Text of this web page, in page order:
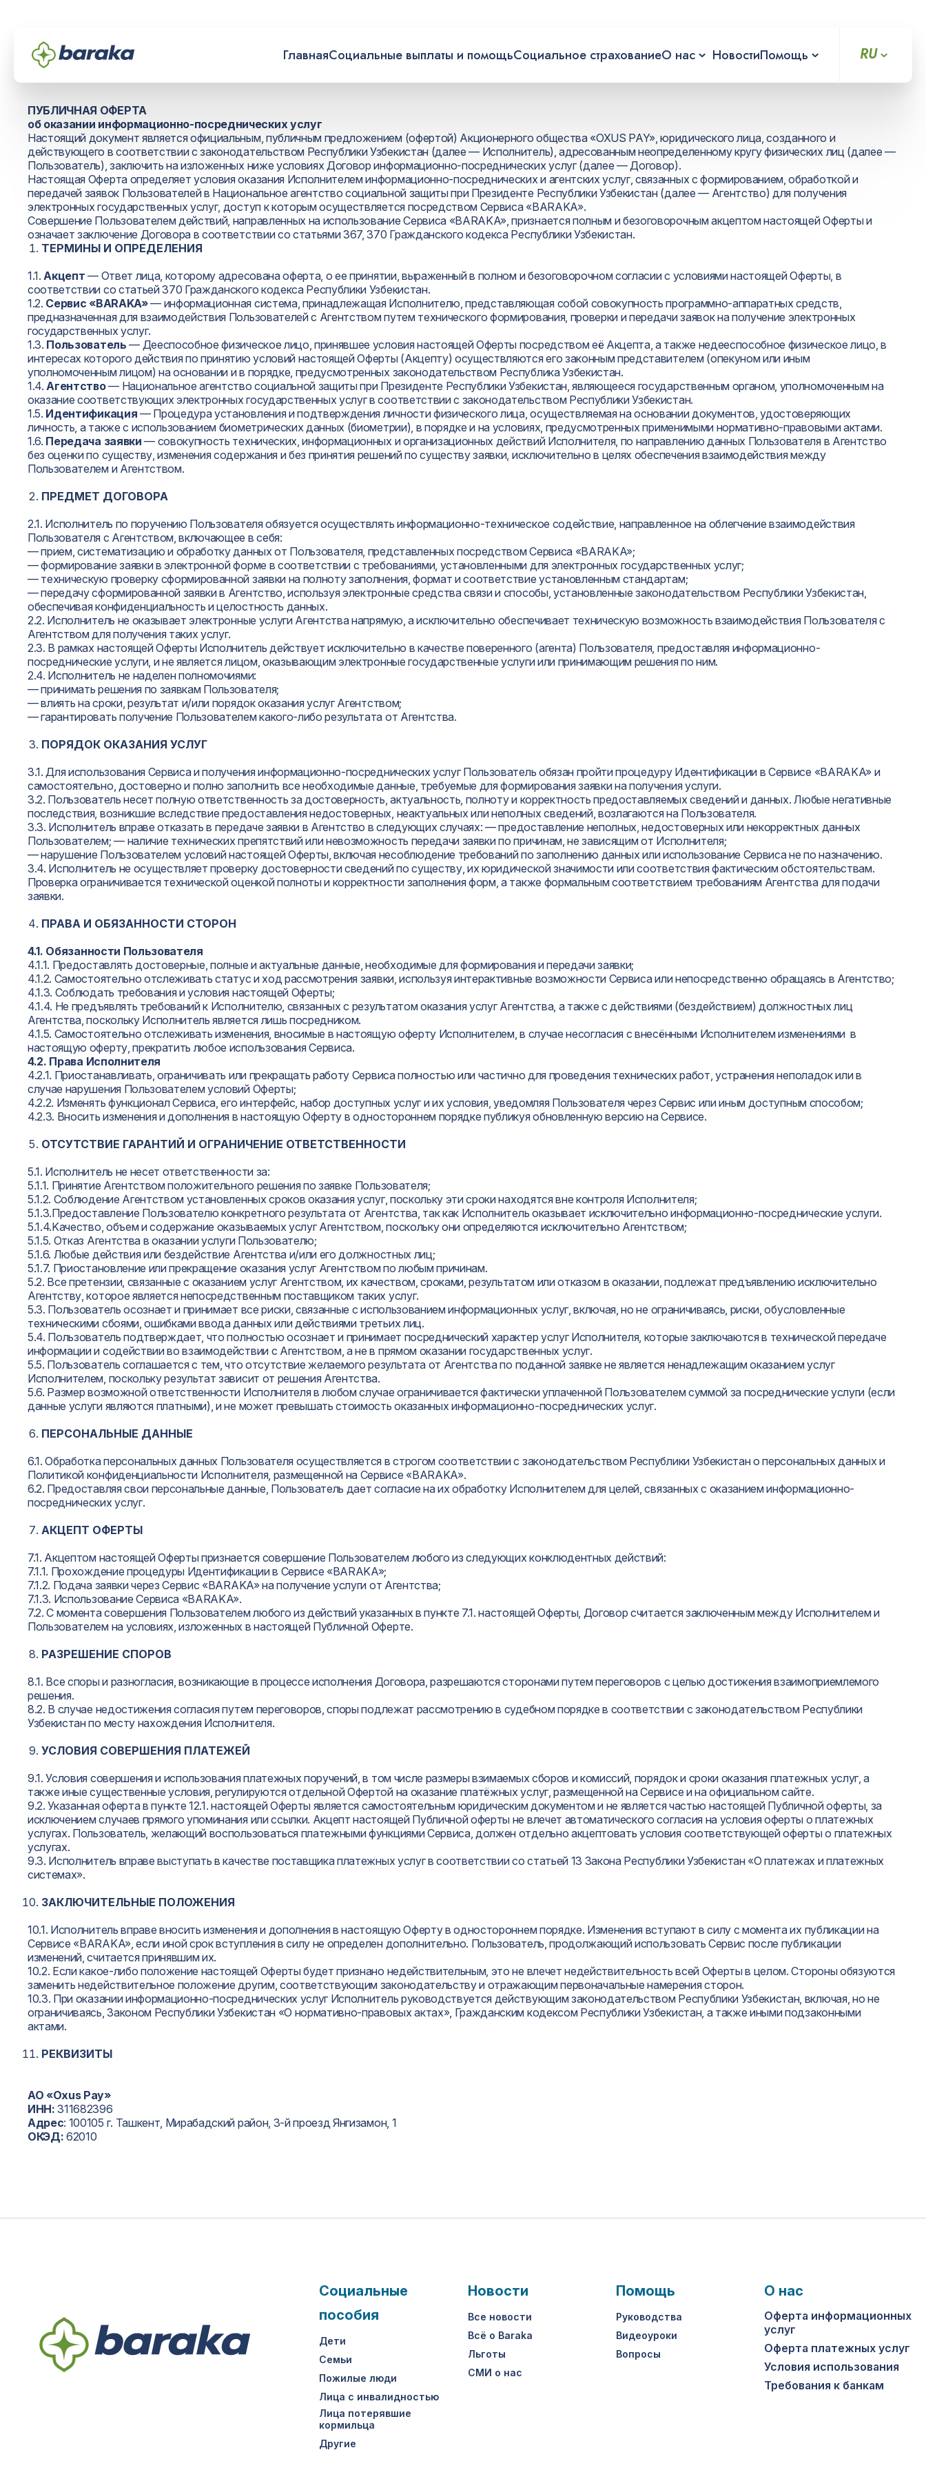
ГлавнаяСоциальные выплаты и помощьСоциальное страхованиеО нас НовостиПомощь RU
ПУБЛИЧНАЯ ОФЕРТА
об оказании информационно-посреднических услуг
Настоящий документ является официальным, публичным предложением (офертой) Акционерного общества «OXUS PAY», юридического лица, созданного и
действующего в соответствии с законодательством Республики Узбекистан (далее — Исполнитель), адресованным неопределенному кругу физических лиц (далее —
Пользователь), заключить на изложенных ниже условиях Договор информационно-посреднических услуг (далее — Договор).
Настоящая Оферта определяет условия оказания Исполнителем информационно-посреднических и агентских услуг, связанных с формированием, обработкой и
передачей заявок Пользователей в Национальное агентство социальной защиты при Президенте Республики Узбекистан (далее — Агентство) для получения
электронных государственных услуг, доступ к которым осуществляется посредством Сервиса «BARAKA».
Совершение Пользователем действий, направленных на использование Сервиса «BARAKA», признается полным и безоговорочным акцептом настоящей Оферты и
означает заключение Договора в соответствии со статьями 367, 370 Гражданского кодекса Республики Узбекистан.
ТЕРМИНЫ И ОПРЕДЕЛЕНИЯ
1.1.Акцепт — Ответ лица, которому адресована оферта, о ее принятии, выраженный в полном и безоговорочном согласии с условиями настоящей Оферты, в
соответствии со статьей 370 Гражданского кодекса Республики Узбекистан.
1.2. Сервис «BARAKA»— информационная система, принадлежащая Исполнителю, представляющая собой совокупность программно-аппаратных средств,
предназначенная для взаимодействия Пользователей с Агентством путем технического формирования, проверки и передачи заявок на получение электронных
государственных услуг.
1.3. Пользователь — Дееспособное физическое лицо, принявшее условия настоящей Оферты посредством её Акцепта, а также недееспособное физическое лицо, в
интересах которого действия по принятию условий настоящей Оферты (Акцепту) осуществляются его законным представителем (опекуном или иным
уполномоченным лицом) на основании и в порядке, предусмотренных законодательством Республика Узбекистан.
1.4.Агентство— Национальное агентство социальной защиты при Президенте Республики Узбекистан, являющееся государственным органом, уполномоченным на
оказание соответствующих электронных государственных услуг в соответствии с законодательством Республики Узбекистан.
1.5. Идентификация — Процедура установления и подтверждения личности физического лица, осуществляемая на основании документов, удостоверяющих
личность, а также с использованием биометрических данных (биометрии), в порядке и на условиях, предусмотренных применимыми нормативно-правовыми актами.
1.6. Передача заявки — совокупность технических, информационных и организационных действий Исполнителя, по направлению данных Пользователя в Агентство
без оценки по существу, изменения содержания и без принятия решений по существу заявки, исключительно в целях обеспечения взаимодействия между
Пользователем и Агентством.
ПРЕДМЕТ ДОГОВОРА
2.1. Исполнитель по поручению Пользователя обязуется осуществлять информационно-техническое содействие, направленное на облегчение взаимодействия
Пользователя с Агентством, включающее в себя:
— прием, систематизацию и обработку данных от Пользователя, представленных посредством Сервиса «BARAKA»;
— формирование заявки в электронной форме в соответствии с требованиями, установленными для электронных государственных услуг;
— техническую проверку сформированной заявки на полноту заполнения, формат и соответствие установленным стандартам;
— передачу сформированной заявки в Агентство, используя электронные средства связи и способы, установленные законодательством Республики Узбекистан,
обеспечивая конфиденциальность и целостность данных.
2.2. Исполнитель не оказывает электронные услуги Агентства напрямую, а исключительно обеспечивает техническую возможность взаимодействия Пользователя с
Агентством для получения таких услуг.
2.3. В рамках настоящей Оферты Исполнитель действует исключительно в качестве поверенного (агента) Пользователя, предоставляя информационно-
посреднические услуги, и не является лицом, оказывающим электронные государственные услуги или принимающим решения по ним.
2.4. Исполнитель не наделен полномочиями:
— принимать решения по заявкам Пользователя;
— влиять на сроки, результат и/или порядок оказания услуг Агентством;
— гарантировать получение Пользователем какого-либо результата от Агентства.
ПОРЯДОК ОКАЗАНИЯ УСЛУГ
3.1. Для использования Сервиса и получения информационно-посреднических услуг Пользователь обязан пройти процедуру Идентификации в Сервисе «BARAKA» и
самостоятельно, достоверно и полно заполнить все необходимые данные, требуемые для формирования заявки на получения услуги.
3.2. Пользователь несет полную ответственность за достоверность, актуальность, полноту и корректность предоставляемых сведений и данных. Любые негативные
последствия, возникшие вследствие предоставления недостоверных, неактуальных или неполных сведений, возлагаются на Пользователя.
3.3. Исполнитель вправе отказать в передаче заявки в Агентство в следующих случаях: — предоставление неполных, недостоверных или некорректных данных
Пользователем; — наличие технических препятствий или невозможность передачи заявки по причинам, не зависящим от Исполнителя;
— нарушение Пользователем условий настоящей Оферты, включая несоблюдение требований по заполнению данных или использование Сервиса не по назначению.
3.4. Исполнитель не осуществляет проверку достоверности сведений по существу, их юридической значимости или соответствия фактическим обстоятельствам.
Проверка ограничивается технической оценкой полноты и корректности заполнения форм, а также формальным соответствием требованиям Агентства для подачи
заявки.
ПРАВА И ОБЯЗАННОСТИ СТОРОН
4.1. Обязанности Пользователя
4.1.1. Предоставлять достоверные, полные и актуальные данные, необходимые для формирования и передачи заявки;
4.1.2. Самостоятельно отслеживать статус и ход рассмотрения заявки, используя интерактивные возможности Сервиса или непосредственно обращаясь в Агентство;
4.1.3. Соблюдать требования и условия настоящей Оферты;
4.1.4. Не предъявлять требований к Исполнителю, связанных с результатом оказания услуг Агентства, а также с действиями (бездействием) должностных лиц
Агентства, поскольку Исполнитель является лишь посредником.
4.1.5. Самостоятельно отслеживать изменения, вносимые в настоящую оферту Исполнителем, в случае несогласия с внесёнными Исполнителем изменениями в
настоящую оферту, прекратить любое использования Сервиса.
4.2. Права Исполнителя
4.2.1. Приостанавливать, ограничивать или прекращать работу Сервиса полностью или частично для проведения технических работ, устранения неполадок или в
случае нарушения Пользователем условий Оферты;
4.2.2. Изменять функционал Сервиса, его интерфейс, набор доступных услуг и их условия, уведомляя Пользователя через Сервис или иным доступным способом;
4.2.3. Вносить изменения и дополнения в настоящую Оферту в одностороннем порядке публикуя обновленную версию на Сервисе.
ОТСУТСТВИЕ ГАРАНТИЙ И ОГРАНИЧЕНИЕ ОТВЕТСТВЕННОСТИ
5.1. Исполнитель не несет ответственности за:
5.1.1. Принятие Агентством положительного решения по заявке Пользователя;
5.1.2. Соблюдение Агентством установленных сроков оказания услуг, поскольку эти сроки находятся вне контроля Исполнителя;
5.1.3.Предоставление Пользователю конкретного результата от Агентства, так как Исполнитель оказывает исключительно информационно-посреднические услуги.
5.1.4.Kачество, объем и содержание оказываемых услуг Агентством, поскольку они определяются исключительно Агентством;
5.1.5. Oтказ Агентства в оказании услуги Пользователю;
5.1.6. Любые действия или бездействие Агентства и/или его должностных лиц;
5.1.7. Приостановление или прекращение оказания услуг Агентством по любым причинам.
5.2. Все претензии, связанные с оказанием услуг Агентством, их качеством, сроками, результатом или отказом в оказании, подлежат предъявлению исключительно
Агентству, которое является непосредственным поставщиком таких услуг.
5.3. Пользователь осознает и принимает все риски, связанные с использованием информационных услуг, включая, но не ограничиваясь, риски, обусловленные
техническими сбоями, ошибками ввода данных или действиями третьих лиц.
5.4. Пользователь подтверждает, что полностью осознает и принимает посреднический характер услуг Исполнителя, которые заключаются в технической передаче
информации и содействии во взаимодействии с Агентством, а не в прямом оказании государственных услуг.
5.5. Пользователь соглашается с тем, что отсутствие желаемого результата от Агентства по поданной заявке не является ненадлежащим оказанием услуг
Исполнителем, поскольку результат зависит от решения Агентства.
5.6. Размер возможной ответственности Исполнителя в любом случае ограничивается фактически уплаченной Пользователем суммой за посреднические услуги (если
данные услуги являются платными), и не может превышать стоимость оказанных информационно-посреднических услуг.
ПЕРСОНАЛЬНЫЕ ДАННЫЕ
6.1. Обработка персональных данных Пользователя осуществляется в строгом соответствии с законодательством Республики Узбекистан о персональных данных и
Политикой конфиденциальности Исполнителя, размещенной на Сервисе «BARAKA».
6.2. Предоставляя свои персональные данные, Пользователь дает согласие на их обработку Исполнителем для целей, связанных с оказанием информационно-
посреднических услуг.
АКЦЕПТ ОФЕРТЫ
7.1. Акцептом настоящей Оферты признается совершение Пользователем любого из следующих конклюдентных действий:
7.1.1. Прохождение процедуры Идентификации в Сервисе «BARAKA»;
7.1.2. Подача заявки через Сервис «BARAKA» на получение услуги от Агентства;
7.1.3. Использование Сервиса «BARAKA».
7.2. С момента совершения Пользователем любого из действий указанных в пункте 7.1. настоящей Оферты, Договор считается заключенным между Исполнителем и
Пользователем на условиях, изложенных в настоящей Публичной Оферте.
РАЗРЕШЕНИЕ СПОРОВ
8.1. Все споры и разногласия, возникающие в процессе исполнения Договора, разрешаются сторонами путем переговоров с целью достижения взаимоприемлемого
решения.
8.2. В случае недостижения согласия путем переговоров, споры подлежат рассмотрению в судебном порядке в соответствии с законодательством Республики
Узбекистан по месту нахождения Исполнителя.
УСЛОВИЯ СОВЕРШЕНИЯ ПЛАТЕЖЕЙ
9.1. Условия совершения и использования платежных поручений, в том числе размеры взимаемых сборов и комиссий, порядок и сроки оказания платежных услуг, а
также иные существенные условия, регулируются отдельной Офертой на оказание платёжных услуг, размещенной на Сервисе и на официальном сайте.
9.2. Указанная оферта в пункте 12.1. настоящей Оферты является самостоятельным юридическим документом и не является частью настоящей Публичной оферты, за
исключением случаев прямого упоминания или ссылки. Акцепт настоящей Публичной оферты не влечет автоматического согласия на условия оферты о платежных
услугах. Пользователь, желающий воспользоваться платежными функциями Сервиса, должен отдельно акцептовать условия соответствующей оферты о платежных
услугах.
9.3. Исполнитель вправе выступать в качестве поставщика платежных услуг в соответствии со статьей 13 Закона Республики Узбекистан «О платежах и платежных
системах».
ЗАКЛЮЧИТЕЛЬНЫЕ ПОЛОЖЕНИЯ
10.1. Исполнитель вправе вносить изменения и дополнения в настоящую Оферту в одностороннем порядке. Изменения вступают в силу с момента их публикации на
Сервисе «BARAKA», если иной срок вступления в силу не определен дополнительно. Пользователь, продолжающий использовать Сервис после публикации
изменений, считается принявшим их.
10.2. Если какое-либо положение настоящей Оферты будет признано недействительным, это не влечет недействительность всей Оферты в целом. Стороны обязуются
заменить недействительное положение другим, соответствующим законодательству и отражающим первоначальные намерения сторон.
10.3. При оказании информационно-посреднических услуг Исполнитель руководствуется действующим законодательством Республики Узбекистан, включая, но не
ограничиваясь, Законом Республики Узбекистан «О нормативно-правовых актах», Гражданским кодексом Республики Узбекистан, а также иными подзаконными
актами.
РЕКВИЗИТЫ
АО «Oxus Pay»
ИНН: 311682396
Адрес: 100105 г. Ташкент, Мирабадский район, 3-й проезд Янгизамон, 1
ОКЭД: 62010
Социальные
пособия
Дети
Семьи
Пожилые люди
Лица с инвалидностью
Лица потерявшие
кормильца
Другие
Новости
Все новости
Всё о Baraka
Льготы
СМИ о нас
Помощь
Руководства
Видеоуроки
Вопросы
О нас
Оферта информационных
услуг
Оферта платежных услуг
Условия использования
Требования к банкам